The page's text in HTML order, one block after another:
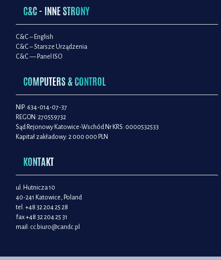
C&C - INNE STRONY
C&C – English
C&C – Starsze Urządzenia
C&C — Panel ISO
COMPUTERS & CONTROL
NIP: 634-014-07-37
REGON: 270559732
Sąd Rejonowy Katowice-Wschód Nr KRS: 0000532533
Kapitał zakładowy: 2 000 000 PLN
KONTAKT
ul. Hutnicza 10
40-241 Katowice, Poland
tel. +48 32 204 25 28
fax +48 32 204 25 31
mail: cc.biuro@candc.pl